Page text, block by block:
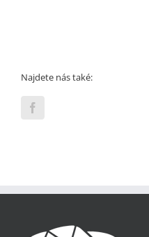
Najdete nás také: